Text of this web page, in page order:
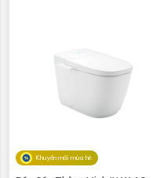
Khuyến mãi mùa hè